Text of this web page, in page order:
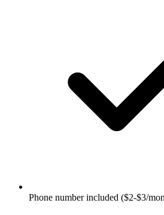
Phone number included ($2-$3/